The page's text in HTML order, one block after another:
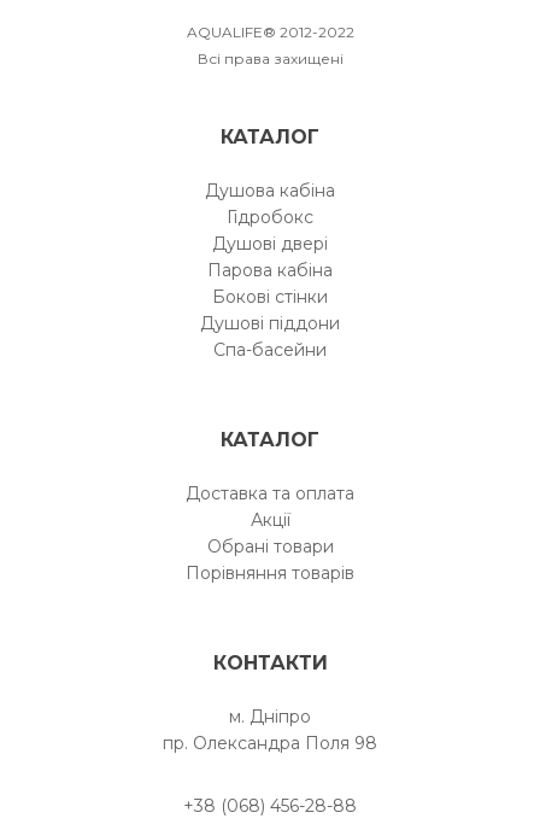
AQUALIFE® 2012-2022
Всі права захищені
КАТАЛОГ
Душова кабіна
Гідробокс
Душові двері
Парова кабіна
Бокові стінки
Душові піддони
Спа-басейни
КАТАЛОГ
Доставка та оплата
Акції
Обрані товари
Порівняння товарів
КОНТАКТИ
м. Дніпро
пр. Олександра Поля 98
+38 (068) 456-28-88